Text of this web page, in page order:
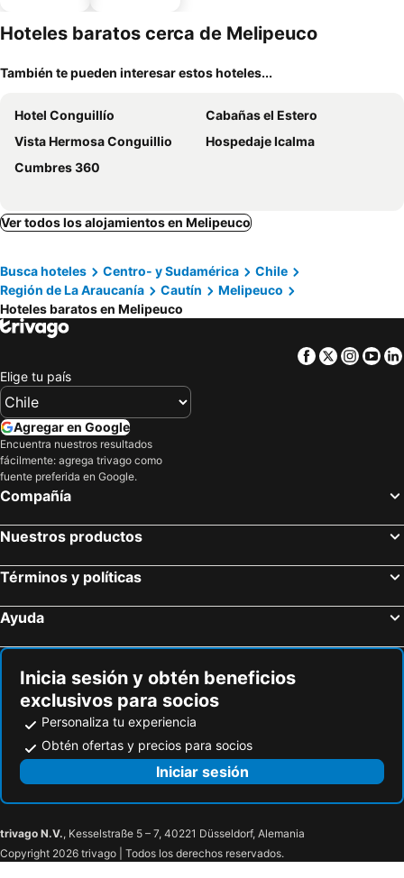
o
Hoteles baratos cerca de Melipeuco
También te pueden interesar estos hoteles...
Hotel Conguillío
Cabañas el Estero
Vista Hermosa Conguillio
Hospedaje Icalma
Cumbres 360
Ver todos los alojamientos en Melipeuco
Busca hoteles Centro- y Sudamérica
Chile
Región de La Araucanía
Cautín
Melipeuco
Hoteles baratos en Melipeuco
Facebook
Twitter
Elige tu país
Agregar en Google
Encuentra nuestros resultados
fácilmente: agrega trivago como
fuente preferida en Google.
Compañía
Nuestros productos
Términos y políticas
Ayuda
Inicia sesión y obtén beneficios
exclusivos para socios
Personaliza tu experiencia
Obtén ofertas y precios para socios
Iniciar sesión
trivago N.V., Kesselstraße 5 – 7, 40221 Düsseldorf, Alemania
Copyright 2026 trivago | Todos los derechos reservados.